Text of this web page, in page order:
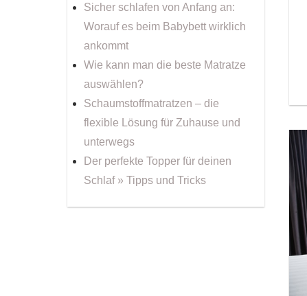
Sicher schlafen von Anfang an:
Worauf es beim Babybett wirklich
ankommt
Wie kann man die beste Matratze
auswählen?
Schaumstoffmatratzen – die
flexible Lösung für Zuhause und
unterwegs
Der perfekte Topper für deinen
Schlaf » Tipps und Tricks